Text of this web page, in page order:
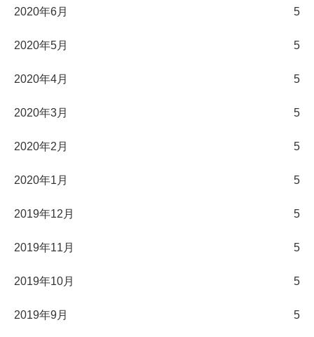
2020年6月 5
2020年5月 5
2020年4月 5
2020年3月 5
2020年2月 5
2020年1月 5
2019年12月 5
2019年11月 5
2019年10月 5
2019年9月 5